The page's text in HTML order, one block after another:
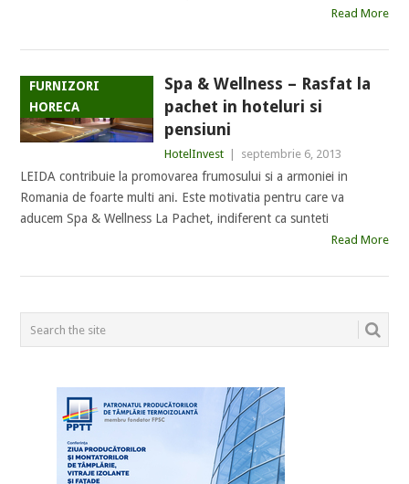
Read More
FURNIZORI
HORECA
Spa & Wellness – Rasfat la
pachet in hoteluri si
pensiuni
HotelInvest septembrie 6, 2013
LEIDA contribuie la promovarea frumosului si a armoniei in
Romania de foarte multi ani. Este motivatia pentru care va
aducem Spa & Wellness La Pachet, indiferent ca sunteti
Read More
POSTS
NAVIGATION